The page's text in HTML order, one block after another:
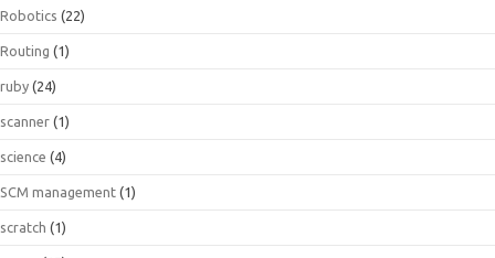
Robotics (22)
Routing (1)
ruby (24)
scanner (1)
science (4)
SCM management (1)
scratch (1)